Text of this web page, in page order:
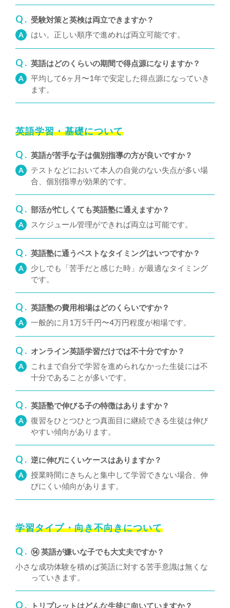
Q . 受験対策と英検は両立できますか？
A はい。正しい順序で進めれば両立可能です。
Q . 英語はどのくらいの期間で得点源になりますか？
A
平均して6ヶ月〜1年で安定した得点源になっていき
ます。
英語学習・基礎について
Q . 英語が苦手な子は個別指導の方が良いですか？
A
テストなどにおいて本人の自覚のない失点が多い場
合、個別指導が効果的です。
Q . 部活が忙しくても英語塾に通えますか？
A スケジュール管理ができれば両立は可能です。
Q . 英語塾に通うベストなタイミングはいつですか？
A
少しでも「苦手だと感じた時」が最適なタイミング
です。
Q . 英語塾の費用相場はどのくらいですか？
A 一般的に月1万5千円〜4万円程度が相場です。
Q . オンライン英語学習だけでは不十分ですか？
A
これまで自分で学習を進められなかった生徒には不
十分であることが多いです。
Q . 英語塾で伸びる子の特徴はありますか？
A
復習をひとつひとつ真面目に継続できる生徒は伸び
やすい傾向があります。
Q . 逆に伸びにくいケースはありますか？
A
授業時間にきちんと集中して学習できない場合、伸
びにくい傾向があります。
学習タイプ・向き不向きについて
Q . ⑭ 英語が嫌いな子でも大丈夫ですか？
小さな成功体験を積めば英語に対する苦手意識は無くな
っていきます。
Q . トリプレットはどんな生徒に向いていますか？